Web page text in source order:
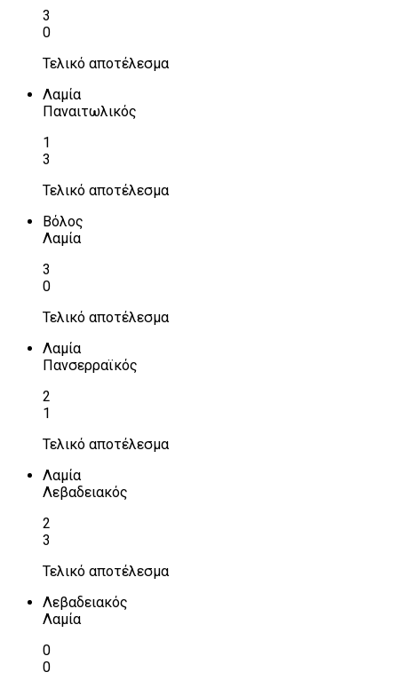
3
0
Τελικό αποτέλεσμα
Λαμία
Παναιτωλικός
1
3
Τελικό αποτέλεσμα
Βόλος
Λαμία
3
0
Τελικό αποτέλεσμα
Λαμία
Πανσερραϊκός
2
1
Τελικό αποτέλεσμα
Λαμία
Λεβαδειακός
2
3
Τελικό αποτέλεσμα
Λεβαδειακός
Λαμία
0
0